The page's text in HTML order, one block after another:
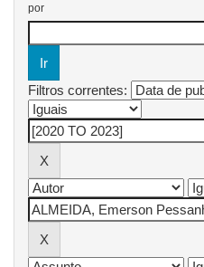
por
Filtros correntes: